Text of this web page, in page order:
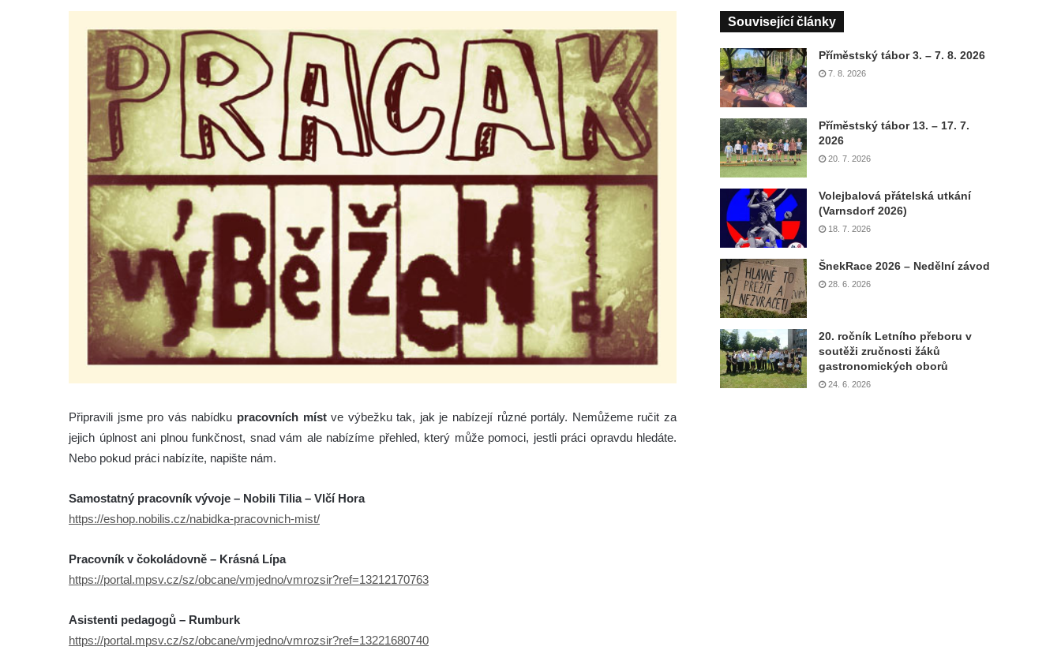
Připravili jsme pro vás nabídku pracovních místve výbežku tak, jak je nabízejí různé portály. Nemůžeme ručit za
jejich úplnost ani plnou funkčnost, snad vám ale nabízíme přehled, který může pomoci, jestli práci opravdu hledáte.
Nebo pokud práci nabízíte, napište nám.
Samostatný pracovník vývoje – Nobili Tilia – Vlčí Hora
https://eshop.nobilis.cz/nabidka-pracovnich-mist/
Pracovník v čokoládovně – Krásná Lípa
https://portal.mpsv.cz/sz/obcane/vmjedno/vmrozsir?ref=13212170763
Asistenti pedagogů – Rumburk
https://portal.mpsv.cz/sz/obcane/vmjedno/vmrozsir?ref=13221680740
Související články
Příměstský tábor 3. – 7. 8. 2026
7. 8. 2026
Příměstský tábor 13. – 17. 7.
2026
20. 7. 2026
Volejbalová přátelská utkání
(Varnsdorf 2026)
18. 7. 2026
ŠnekRace 2026 – Nedělní závod
28. 6. 2026
20. ročník Letního přeboru v
soutěži zručnosti žáků
gastronomických oborů
24. 6. 2026